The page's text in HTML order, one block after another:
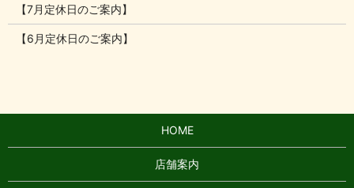
【7月定休日のご案内】
【6月定休日のご案内】
HOME
店舗案内